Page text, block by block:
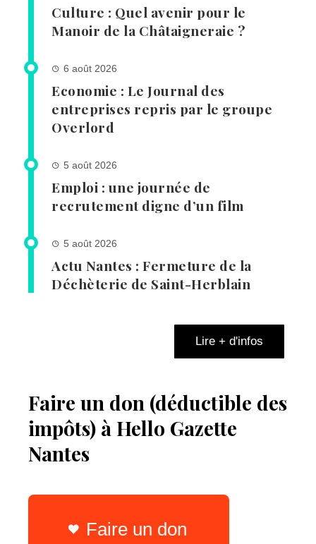
Culture : Quel avenir pour le
Manoir de la Châtaigneraie ?
6 août 2026
Economie : Le Journal des
entreprises repris par le groupe
Overlord
5 août 2026
Emploi : une journée de
recrutement digne d’un film
5 août 2026
Actu Nantes : Fermeture de la
Déchèterie de Saint-Herblain
Lire + d'infos
Faire un don (déductible des
impôts) à Hello Gazette
Nantes
Faire un don